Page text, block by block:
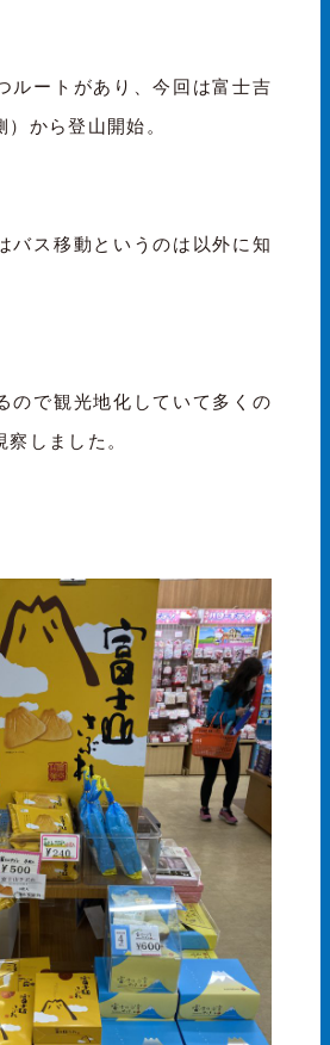
ルートがあり、今回は富士吉
から登山開始。
バス移動というのは以外に知
ので観光地化していて多くの
しました。